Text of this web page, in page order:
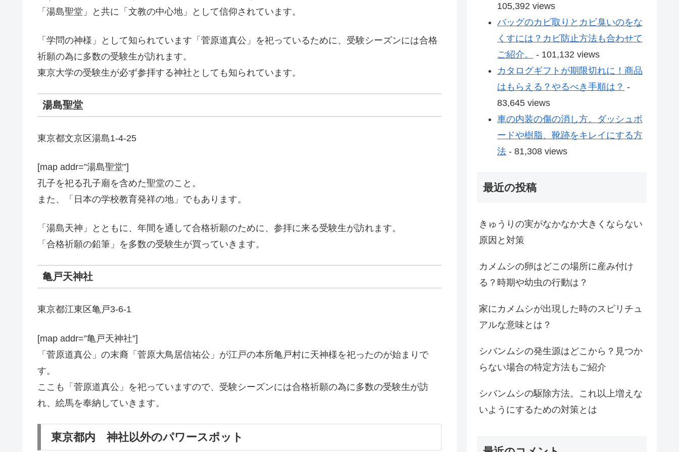
「湯島聖堂」と共に「文教の中心地」として信仰されています。
「学問の神様」として知られています「菅原道真公」を祀っているために、受験シーズンには合格
祈願の為に多数の受験生が訪れます。
東京大学の受験生が必ず参拝する神社としても知られています。
湯島聖堂
東京都文京区湯島1-4-25
[map addr=”湯島聖堂”]
孔子を祀る孔子廟を含めた聖堂のこと。
また、「日本の学校教育発祥の地」でもあります。
「湯島天神」とともに、年間を通して合格祈願のために、参拝に来る受験生が訪れます。
「合格祈願の鉛筆」を多数の受験生が買っていきます。
亀戸天神社
東京都江東区亀戸3-6-1
[map addr=”亀戸天神社”]
「菅原道真公」の末裔「菅原大鳥居信祐公」が江戸の本所亀戸村に天神様を祀ったのが始まりで
す。
ここも「菅原道真公」を祀っていますので、受験シーズンには合格祈願の為に多数の受験生が訪
れ、絵馬を奉納していきます。
東京都内 神社以外のパワースポット
105,392 views
バッグのカビ取りとカビ臭いのをな
くすには？カビ防止方法も合わせて
ご紹介。
- 101,132 views
カタログギフトが期限切れに！商品
はもらえる？やるべき手順は？ -
83,645 views
車の内装の傷の消し方。ダッシュボ
ードや樹脂、靴跡をキレイにする方
法 - 81,308 views
最近の投稿
きゅうりの実がなかなか大きくならない
原因と対策
カメムシの卵はどこの場所に産み付け
る？時期や幼虫の行動は？
家にカメムシが出現した時のスピリチュ
アルな意味とは？
シバンムシの発生源はどこから？見つか
らない場合の特定方法もご紹介
シバンムシの駆除方法。これ以上増えな
いようにするための対策とは